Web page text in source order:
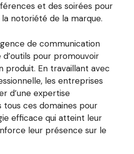
et des soirées pour
notoriété de la marque.
de communication
pour promouvoir
produit. En travaillant avec
les entreprises
d’une expertise
tous ces domaines pour
efficace qui atteint leur
leur présence sur le